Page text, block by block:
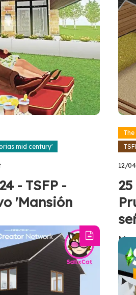
mid century'
- TSFP -
'Mansión
para ampliarlas:
,#TheSimsFreeplay
12/